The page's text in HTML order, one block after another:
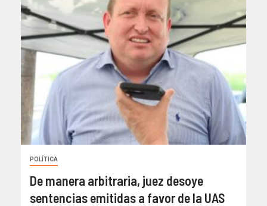
POLÍTICA
De manera arbitraria, juez desoye
sentencias emitidas a favor de la UAS